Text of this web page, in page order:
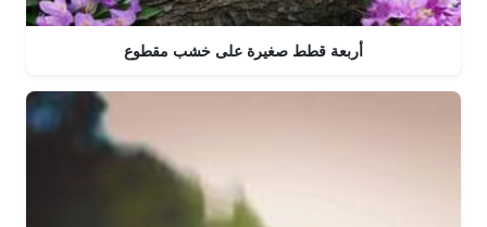
أربعة قطط صغيرة على خشب مقطوع